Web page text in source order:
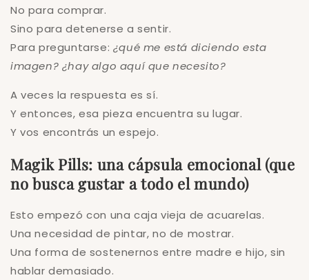
No para comprar.
Sino para detenerse a sentir.
Para preguntarse: ¿qué me está diciendo esta
imagen? ¿hay algo aquí que necesito?
A veces la respuesta es sí.
Y entonces, esa pieza encuentra su lugar.
Y vos encontrás un espejo.
Magik Pills: una cápsula emocional (que
no busca gustar a todo el mundo)
Esto empezó con una caja vieja de acuarelas.
Una necesidad de pintar, no de mostrar.
Una forma de sostenernos entre madre e hijo, sin
hablar demasiado.